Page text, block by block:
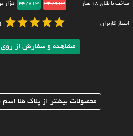
ساخت با طلای ۱۸ عیار 34/913
34/813 هزار
امتیاز کاربران (829)
مشاهده و سفارش از روی
محصولات بیشتر از پلاک طلا